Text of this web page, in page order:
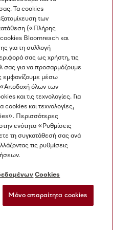
Τα cookies
των
(«Πλήρης
Bloomreach και
για τη συλλογή
σας ως χρήστη, τις
σας για να προσαρμόζουμε
εμφανίζουμε μέσω
«Αποδοχή όλων των
και τις τεχνολογίες. Για
cookies και τεχνολογίες,
Περισσότερες
ενότητα «Ρυθμίσεις
τη συγκατάθεσή σας ανά
τις ρυθμίσεις
Cookies
Μόνο απαραίτητα cookies